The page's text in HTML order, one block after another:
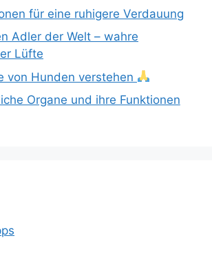
für eine ruhigere Verdauung
Adler der Welt – wahre
Lüfte
von Hunden verstehen
Organe und ihre Funktionen